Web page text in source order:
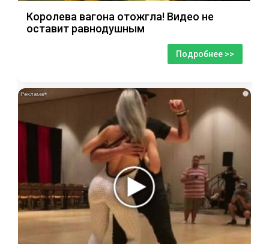
Королева вагона отожгла! Видео не
оставит равнодушным
Подробнее >>
i